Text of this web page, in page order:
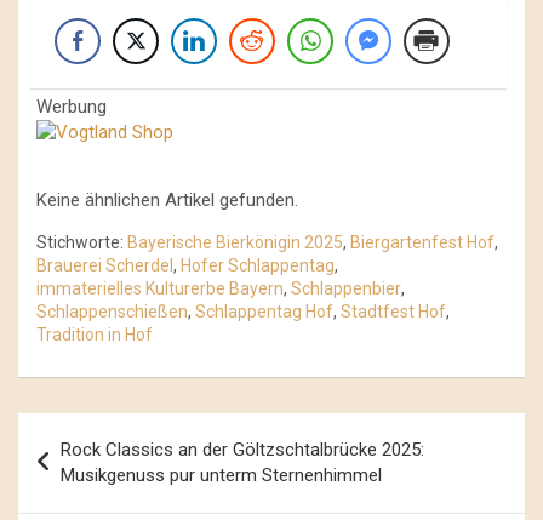
Werbung
Keine ähnlichen Artikel gefunden.
Stichworte: Bayerische Bierkönigin 2025, Biergartenfest Hof,
Brauerei Scherdel , Hofer Schlappentag,
immaterielles Kulturerbe Bayern, Schlappenbier,
Schlappenschießen, Schlappentag Hof, Stadtfest Hof,
Tradition in Hof
Navigation
Rock Classics an der Göltzschtalbrücke 2025:
Musikgenuss pur unterm Sternenhimmel